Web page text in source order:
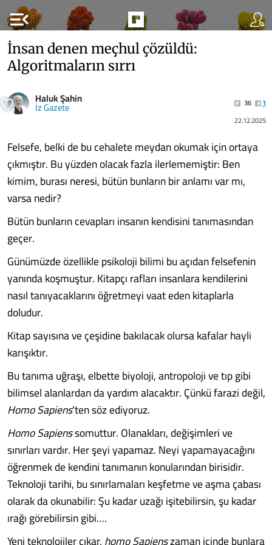
menu_open
İnsan denen meçhul çözüldü:
Algoritmaların sırrı
Haluk Şahin
İz Gazete 36
1
22.12.2025
Felsefe, belki de bu cehalete meydan okumak için ortaya
çıkmıştır. Bu yüzden olacak fazla ilerlememiştir: Ben
kimim, burası neresi, bütün bunların bir anlamı var mı,
varsa nedir?
Bütün bunların cevapları insanın kendisini tanımasından
geçer.
Günümüzde özellikle psikoloji bilimi bu açıdan felsefenin
yanında koşmuştur. Kitapçı rafları insanlara kendilerini
nasıl tanıyacaklarını öğretmeyi vaat eden kitaplarla
doludur.
Kitap sayısına ve çeşidine bakılacak olursa kafalar hayli
karışıktır.
Bu tanıma uğraşı, elbette biyoloji, antropoloji ve tıp gibi
bilimsel alanlardan da yardım alacaktır. Çünkü farazi değil,
Homo Sapiens’ten söz ediyoruz.
Homo Sapienssomuttur. Olanakları, değişimleri ve
sınırları vardır. Her şeyi yapamaz. Neyi yapamayacağını
öğrenmek de kendini tanımanın konularından birisidir.
Teknoloji tarihi, bu sınırlamaları keşfetme ve aşma çabası
olarak da okunabilir: Şu kadar uzağı işitebilirsin, şu kadar
ırağı görebilirsin gibi….